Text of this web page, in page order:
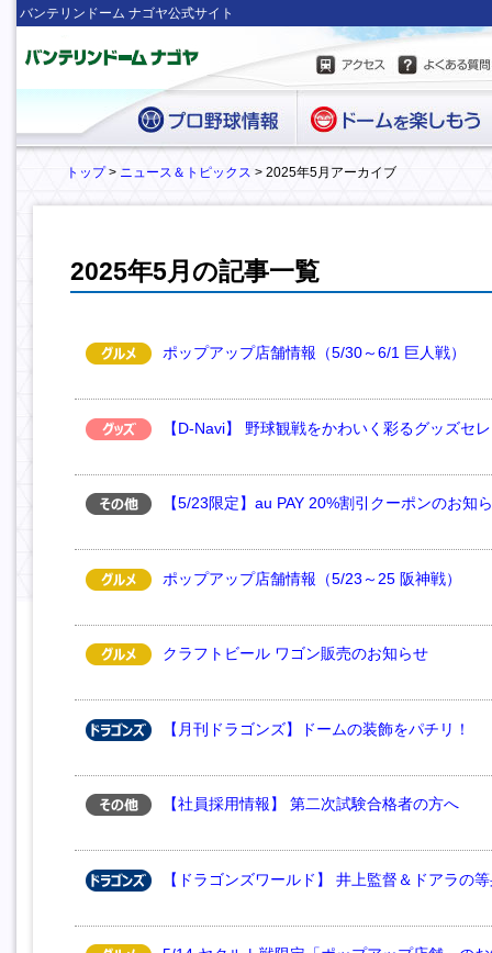
バンテリンドーム ナゴヤ公式サイト
トップ> ニュース＆トピックス > 2025年5月アーカイブ
2025年5月の記事一覧
ポップアップ店舗情報（5/30～6/1 巨人戦）
【D-Navi】 野球観戦をかわいく彩るグッズセ
【5/23限定】au PAY 20%割引クーポンのお知
ポップアップ店舗情報（5/23～25 阪神戦）
クラフトビール ワゴン販売のお知らせ
【月刊ドラゴンズ】ドームの装飾をパチリ！
【社員採用情報】 第二次試験合格者の方へ
【ドラゴンズワールド】 井上監督＆ドアラの